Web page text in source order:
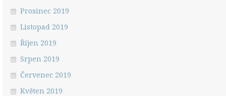
Prosinec 2019
Listopad 2019
Říjen 2019
Srpen 2019
Červenec 2019
Květen 2019